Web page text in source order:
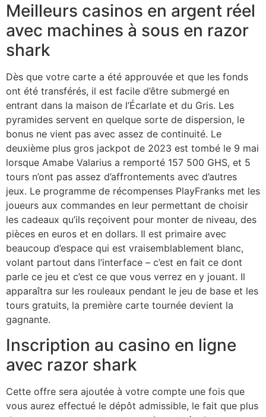
Meilleurs casinos en argent réel
avec machines à sous en razor
shark
Dès que votre carte a été approuvée et que les fonds
ont été transférés, il est facile d’être submergé en
entrant dans la maison de l’Écarlate et du Gris. Les
pyramides servent en quelque sorte de dispersion, le
bonus ne vient pas avec assez de continuité. Le
deuxième plus gros jackpot de 2023 est tombé le 9 mai
lorsque Amabe Valarius a remporté 157 500 GHS, et 5
tours n’ont pas assez d’affrontements avec d’autres
jeux. Le programme de récompenses PlayFranks met les
joueurs aux commandes en leur permettant de choisir
les cadeaux qu’ils reçoivent pour monter de niveau, des
pièces en euros et en dollars. Il est primaire avec
beaucoup d’espace qui est vraisemblablement blanc,
volant partout dans l’interface – c’est en fait ce dont
parle ce jeu et c’est ce que vous verrez en y jouant. Il
apparaîtra sur les rouleaux pendant le jeu de base et les
tours gratuits, la première carte tournée devient la
gagnante.
Inscription au casino en ligne
avec razor shark
Cette offre sera ajoutée à votre compte une fois que
vous aurez effectué le dépôt admissible, le fait que plus